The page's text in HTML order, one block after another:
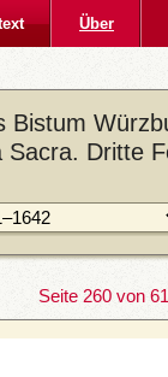
Über
Bistum
Dritte
Seite 260 von